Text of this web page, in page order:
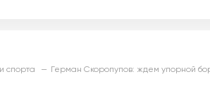
спорта Герман Скоропупов: ждем упорной